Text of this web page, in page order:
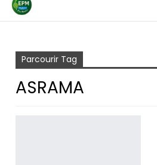
Parcourir Tag
ASRAMA